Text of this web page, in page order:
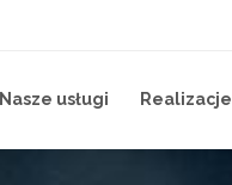
Nasze usługi Realizacje